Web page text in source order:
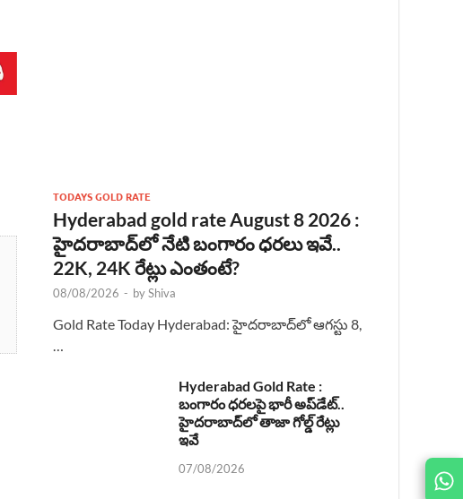
JOIN
US ON
TODAYS GOLD RATE
Hyderabad gold rate August 8 2026 :
హైదరాబాద్‌లో నేటి బంగారం ధరలు ఇవే..
22K, 24K రేట్లు ఎంతంటే?
08/08/2026 - byShiva
Gold Rate Today Hyderabad: హైదరాబాద్‌లో ఆగస్టు 8,
…
Hyderabad Gold Rate :
బంగారం ధరలపై భారీ అప్‌డేట్..
హైదరాబాద్‌లో తాజా గోల్డ్ రేట్లు
ఇవే
07/08/2026